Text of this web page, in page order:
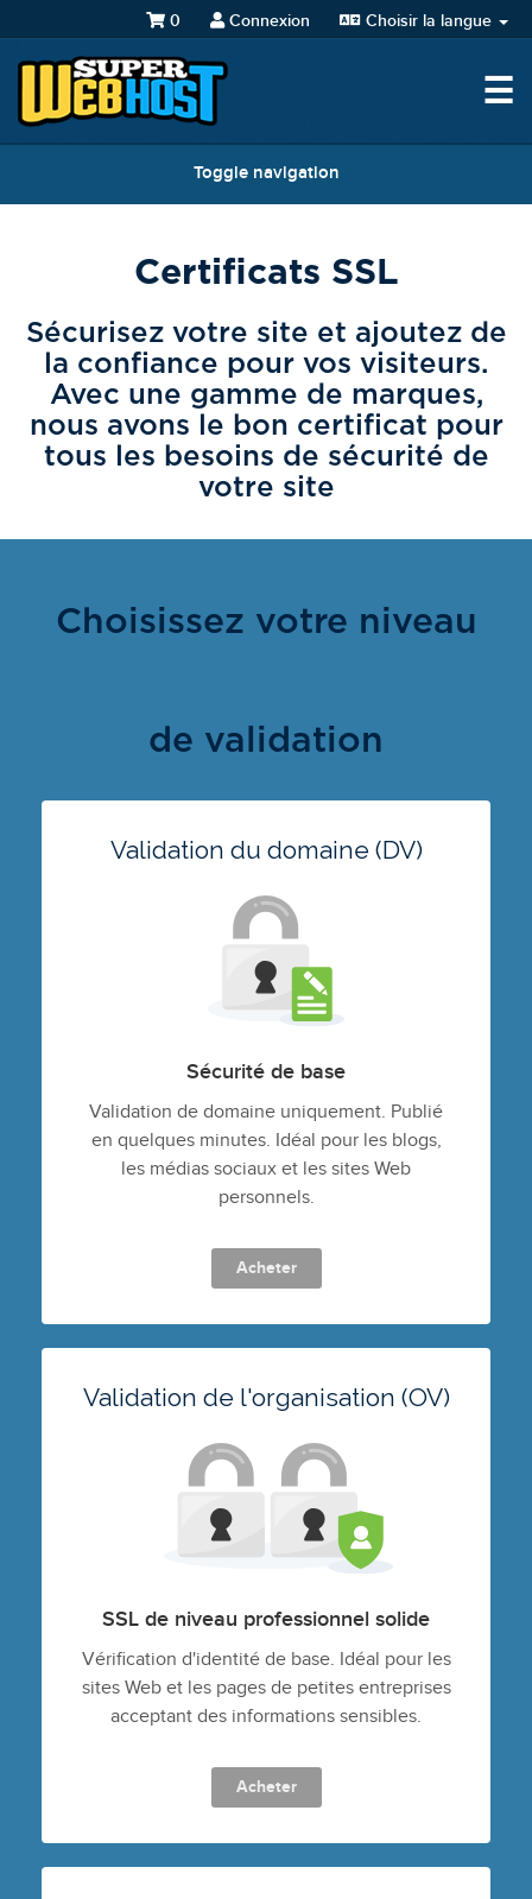
Choisir la langue
Connexion
0
☰
Toggle navigation
Certificats SSL
Sécurisez votre site et ajoutez de
la confiance pour vos visiteurs.
Avec une gamme de marques,
nous avons le bon certificat pour
tous les besoins de sécurité de
votre site
Choisissez votre niveau
de validation
Validation du domaine (DV)
Sécurité de base
Validation de domaine uniquement. Publié
en quelques minutes. Idéal pour les blogs,
les médias sociaux et les sites Web
personnels.
Acheter
Validation de l'organisation (OV)
SSL de niveau professionnel solide
Vérification d'identité de base. Idéal pour les
sites Web et les pages de petites entreprises
acceptant des informations sensibles.
Acheter